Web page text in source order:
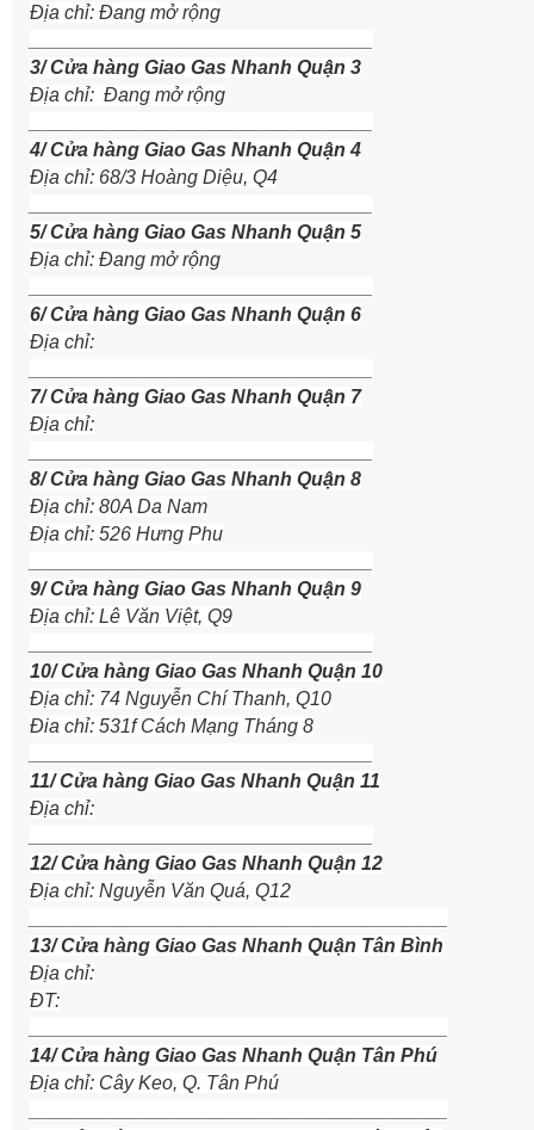
Địa chỉ: Đang mở rộng
3/ Cửa hàng Giao Gas Nhanh Quận 3
Địa chỉ: Đang mở rộng
4/ Cửa hàng Giao Gas Nhanh Quận 4
Địa chỉ: 68/3 Hoàng Diệu, Q4
5/ Cửa hàng Giao Gas Nhanh Quận 5
Địa chỉ: Đang mở rộng
6/ Cửa hàng Giao Gas Nhanh Quận 6
Địa chỉ:
7/ Cửa hàng Giao Gas Nhanh Quận 7
Địa chỉ:
8/ Cửa hàng Giao Gas Nhanh Quận 8
Địa chỉ: 80A Da Nam
Địa chỉ: 526 Hưng Phu
9/ Cửa hàng Giao Gas Nhanh Quận 9
Địa chỉ: Lê Văn Việt, Q9
10/ Cửa hàng Giao Gas Nhanh Quận 10
Địa chỉ: 74 Nguyễn Chí Thanh, Q10
Đia chỉ: 531f Cách Mạng Tháng 8
11/ Cửa hàng Giao Gas Nhanh Quận 11
Địa chỉ:
12/ Cửa hàng Giao Gas Nhanh Quận 12
Địa chỉ: Nguyễn Văn Quá, Q12
13/ Cửa hàng Giao Gas Nhanh Quận Tân Bình
Địa chỉ:
ĐT:
14/ Cửa hàng Giao Gas Nhanh Quận Tân Phú
Địa chỉ: Cây Keo, Q. Tân Phú